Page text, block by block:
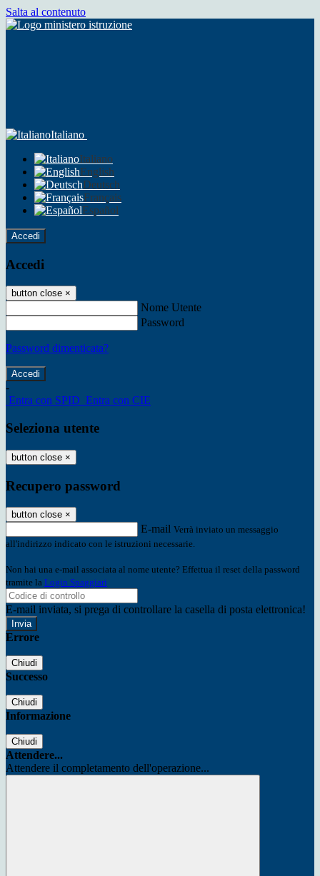
Salta al contenuto
Italiano
Italiano
English
Deutsch
Français
Español
Accedi
Accedi
button close ×
Nome Utente
Password
Password dimenticata?
-
Entra con SPID Entra con CIE
Seleziona utente
button close ×
Recupero password
button close ×
E-mail Verrà inviato un messaggio
all'indirizzo indicato con le istruzioni necessarie.
Non hai una e-mail associata al nome utente? Effettua il reset della password
tramite la Login Spaggiari
E-mail inviata, si prega di controllare la casella di posta elettronica!
Errore
Chiudi
Successo
Chiudi
Informazione
Chiudi
Attendere...
Attendere il completamento dell'operazione...